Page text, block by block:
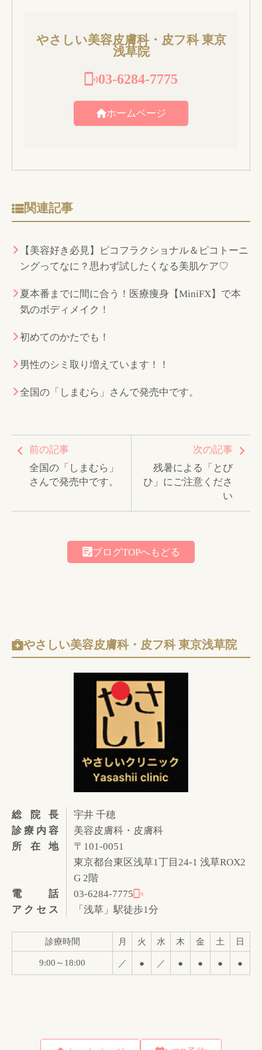
やさしい美容皮膚科・皮フ科 東京
浅草院
03-6284-7775
ホームページ
関連記事
【美容好き必見】ピコフラクショナル＆ピコトーニ
ングってなに？思わず試したくなる美肌ケア♡
夏本番までに間に合う！医療痩身【MiniFX】で本
気のボディメイク！
初めてのかたでも！
男性のシミ取り増えています！！
全国の「しまむら」さんで発売中です。
前の記事
全国の「しまむら」
さんで発売中です。
次の記事
残暑による「とび
ひ」にご注意くださ
い
ブログTOPへもどる
やさしい美容皮膚科・皮フ科 東京浅草院
総院長
宇井 千穂
診療内容
美容皮膚科・皮膚科
所在地
〒101-0051
東京都台東区浅草1丁目24-1 浅草ROX2
G 2階
電話
03-6284-7775
アクセス
「浅草」駅徒歩1分